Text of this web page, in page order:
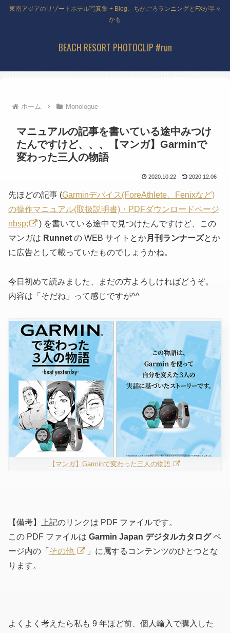
東南アジアのリゾートホテル写真集 + Blog、ちかごろランニングとFXが半々
かも
BEACH RESORT PHOTOCLIP #run
ホーム Monologue
マニュアルの記事を書いている途中みつけ
たんですけど、、、【マンガ】Garminで
変わった三人の物語
2020.10.22 2020.12.06
先ほどの記事 (Garminデバイス(ForeAthlete、Fenixなど)
の操作マニュアル(取扱説明書)・PDFダウンロードページ
nbsp;
) を書いている途中で見つけたんですけど、この
マンガは Runnet の WEB サイトとか月刊ランナーズとか
に広告として載っていたものでしょうかね。
今日初めて読みました、まだの方よろしければどうぞ。
内容は「そだね」って感じですが^^
【マンガ】Garminで変わった三人の物語
【備考】上記のリンクは PDF ファイルです。
この PDF ファイルは Garmin Japan デジタルカタログペ
ージ内の「 その他
」に属するコンテンツのひとつとな
ります。
よくよく考えたら私も 9 年ほど前、個人輸入で購入した